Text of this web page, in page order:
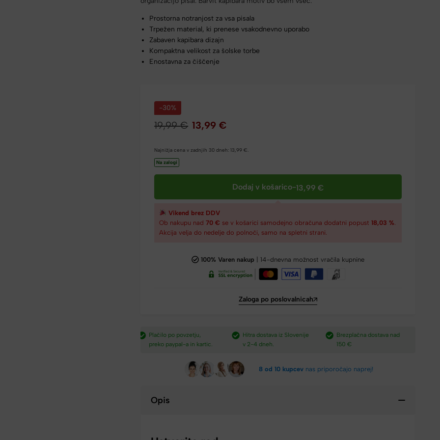
Prostorna notranjost za vsa pisala
Trpežen material, ki prenese vsakodnevno uporabo
Zabaven kapibara dizajn
Kompaktna velikost za šolske torbe
Enostavna za čiščenje
-30%
19,99€ 13,99€
Najnižja cena v zadnjih 30 dneh:13,99€.
Na zalogi
Dodaj v košarico-13,99 €
Vikend brez DDV
Ob nakupu nad70 € se v košarici samodejno obračuna dodatni popust18,03 %.
Akcija velja do nedelje do polnoči, samo na spletni strani.
100% Varen nakup | 14-dnevna možnost vračila kupnine
Zaloga po poslovalnicah
Hitra dostava iz Slovenije
v 2-4 dneh.​
Brezplačna dostava nad
150 €​
Plačilo po povzetju,
preko paypal-a in kartic.​
8 od 10 kupcevnas priporočajo naprej!
Opis